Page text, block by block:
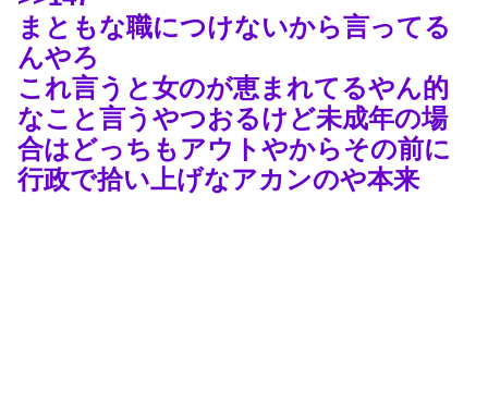
まともな職につけないから言ってる
んやろ
これ言うと女のが恵まれてるやん的
なこと言うやつおるけど未成年の場
合はどっちもアウトやからその前に
行政で拾い上げなアカンのや本来